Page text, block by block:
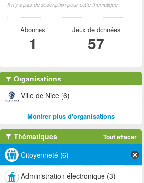
Il n'y a pas de description pour cette thématique
Abonnés
1
Jeux de données
57
Organisations
Ville de Nice (6)
Montrer plus d'organisations
Thématiques Tout effacer
Citoyenneté (6)
Administration électronique (3)